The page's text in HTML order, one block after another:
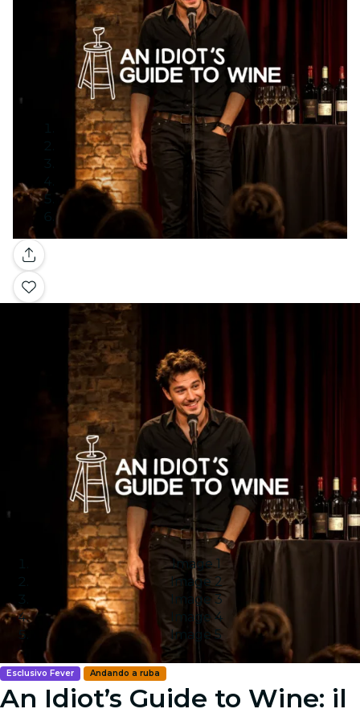
Galleria
Image 1
Image 2
Image 3
Image 4
Image 5
Esclusivo Fever Andando a ruba
An Idiot’s Guide to Wine: il